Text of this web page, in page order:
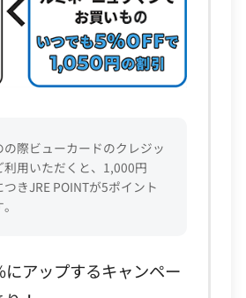
際ビューカードのクレジッ
利用いただくと、1,000円
つきJRE POINTが5ポイント
アップするキャンペー